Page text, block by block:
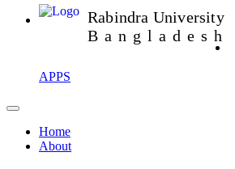
Rabindra University
Bangladesh
APPS
Home
About